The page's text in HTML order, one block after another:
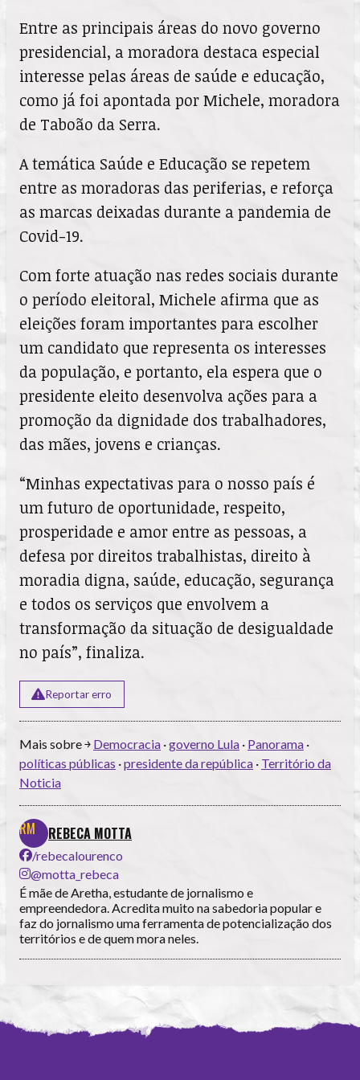
Entre as principais áreas do novo governo
presidencial, a moradora destaca especial
interesse pelas áreas de saúde e educação,
como já foi apontada por Michele, moradora
de Taboão da Serra.
A temática Saúde e Educação se repetem
entre as moradoras das periferias, e reforça
as marcas deixadas durante a pandemia de
Covid-19.
Com forte atuação nas redes sociais durante
o período eleitoral, Michele afirma que as
eleições foram importantes para escolher
um candidato que representa os interesses
da população, e portanto, ela espera que o
presidente eleito desenvolva ações para a
promoção da dignidade dos trabalhadores,
das mães, jovens e crianças.
“Minhas expectativas para o nosso país é
um futuro de oportunidade, respeito,
prosperidade e amor entre as pessoas, a
defesa por direitos trabalhistas, direito à
moradia digna, saúde, educação, segurança
e todos os serviços que envolvem a
transformação da situação de desigualdade
no país”, finaliza.
Reportar erro
Mais sobre ￫ Democracia ·governo Lula · Panorama ·
políticas públicas ·presidente da república · Território da
Noticia
REBECA MOTTA
/rebecalourenco
@motta_rebeca
É mãe de Aretha, estudante de jornalismo e
empreendedora. Acredita muito na sabedoria popular e
faz do jornalismo uma ferramenta de potencialização dos
territórios e de quem mora neles.